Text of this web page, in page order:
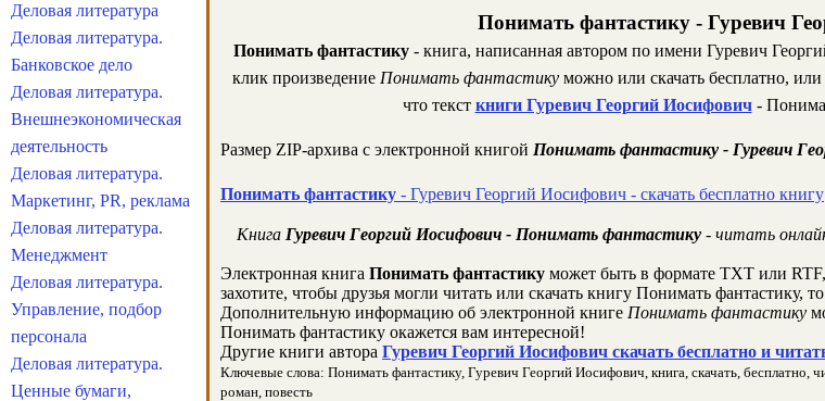
Понимать фантастику - Гуревич
Понимать фантастику - книга, написанная автором по имени Гуревич
клик произведение Понимать фантастикуможно или скачать бесплатно,
что текст книги Гуревич Георгий Иосифович-
Размер ZIP-архива c электронной книгой Понимать фантастику - Гуревич
Понимать фантастику - Гуревич Георгий Иосифович - скачать бесплатно книгу
Книга Гуревич Георгий Иосифович - Понимать фантастику- читать
Электронная книга Понимать фантастику может быть в формате TXT или
захотите, чтобы друзья могли читать или скачать книгу Понимать фантастику,
Дополнительную информацию об электронной книге Понимать фантастику
Понимать фантастику окажется вам интересной!
Другие книги автора Гуревич Георгий Иосифович скачать бесплатно и
Ключевые слова: Понимать фантастику, Гуревич Георгий Иосифович, книга, скачать, бесплатно,
роман, повесть
Деловая литература
Деловая литература.
Банковское дело
Деловая литература.
Внешнеэкономическая
деятельность
Деловая литература.
Маркетинг, PR, реклама
Деловая литература.
Менеджмент
Деловая литература.
Управление, подбор
персонала
Деловая литература.
Ценные бумаги,